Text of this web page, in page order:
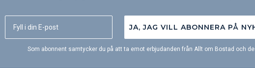
JA, JAG VILL ABONNERA PÅ
Som abonnent samtycker du på att ta emot erbjudanden från Allt om Bostad och